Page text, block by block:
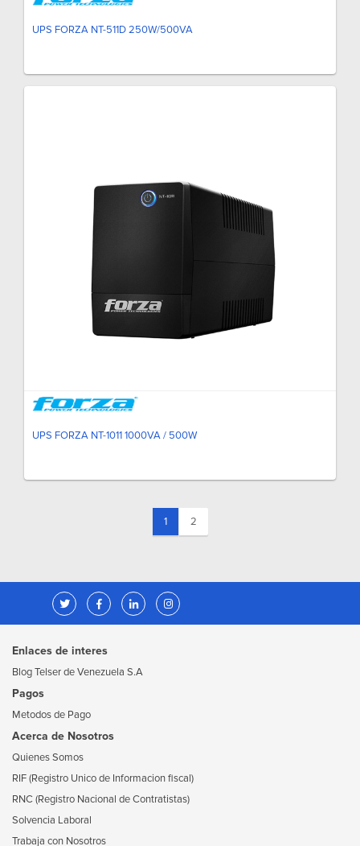
UPS FORZA NT-511D 250W/500VA
UPS FORZA NT-1011 1000VA / 500W
1(current)
2
Enlaces de interes
Blog Telser de Venezuela S.A
Pagos
Metodos de Pago
Acerca de Nosotros
Quienes Somos
RIF (Registro Unico de Informacion fiscal)
RNC (Registro Nacional de Contratistas)
Solvencia Laboral
Trabaja con Nosotros